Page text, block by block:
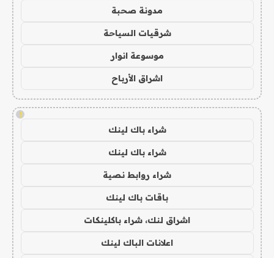
مدونة صحبة
شرقيات السياحة
موسوعة انوار
اشراق الأرباح
!
شراء باك لينك
شراء باك لينك
شراء روابط نصية
باقات باك لينك
اشراق لنك، شراء باكلينكات
اعلانات الباك لينك